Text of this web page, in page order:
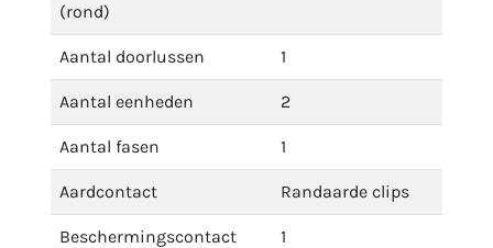
(rond)
Aantal doorlussen 1
Aantal eenheden 2
Aantal fasen 1
Aardcontact Randaarde clips
Beschermingscontact 1